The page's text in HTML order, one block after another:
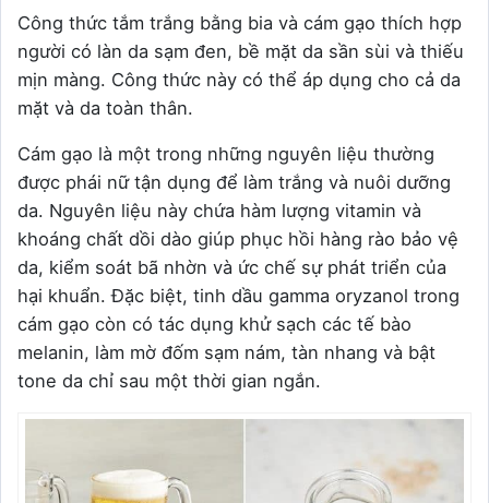
Công thức tắm trắng bằng bia và cám gạo thích hợp
người có làn da sạm đen, bề mặt da sần sùi và thiếu
mịn màng. Công thức này có thể áp dụng cho cả da
mặt và da toàn thân.
Cám gạo là một trong những nguyên liệu thường
được phái nữ tận dụng để làm trắng và nuôi dưỡng
da. Nguyên liệu này chứa hàm lượng vitamin và
khoáng chất dồi dào giúp phục hồi hàng rào bảo vệ
da, kiểm soát bã nhờn và ức chế sự phát triển của
hại khuẩn. Đặc biệt, tinh dầu gamma oryzanol trong
cám gạo còn có tác dụng khử sạch các tế bào
melanin, làm mờ đốm sạm nám, tàn nhang và bật
tone da chỉ sau một thời gian ngắn.